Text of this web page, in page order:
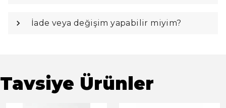
İade veya değişim yapabilir miyim?
Tavsiye Ürünler